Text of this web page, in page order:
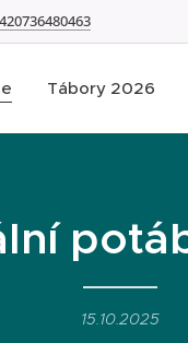
Tábory 2026
15.10.2025